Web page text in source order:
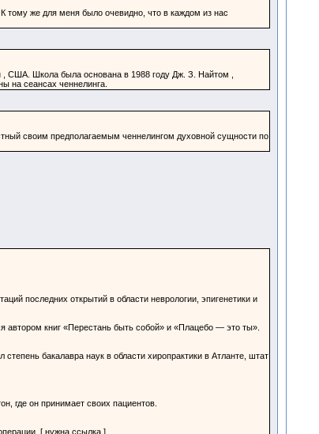
тому же для меня было очевидно, что в каждом из нас
США. Школа была основана в 1988 году Дж. З. Найтом ,
на сеансах ченнелинга.
своим предполагаемым ченнелингом духовной сущности по
последних открытий в области неврологии, эпигенетики и
книг «Перестань быть собой» и «Плацебо — это ты».
бакалавра наук в области хиропрактики в Атланте, штат
где он принимает своих пациентов.
[ нужна ссылка ]